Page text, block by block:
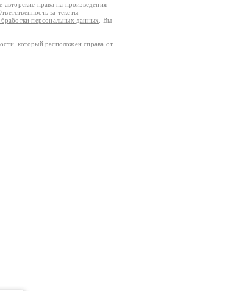
авторские права на произведения
за тексты
персональных данных
. Вы
который расположен справа от